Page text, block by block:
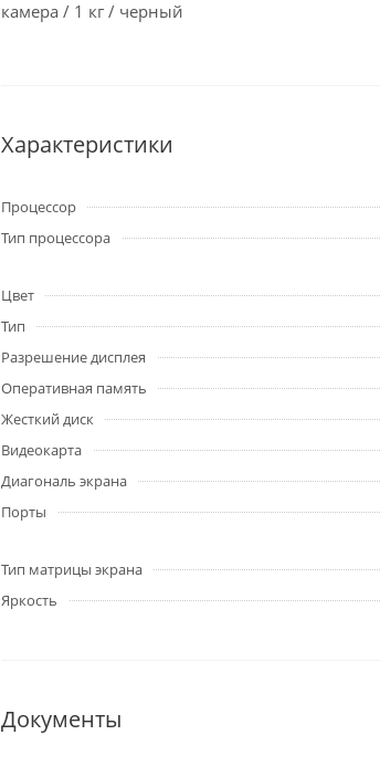
камера / 1 кг / черный
Характеристики
Процессор
Тип процессора
Цвет
Тип
Разрешение дисплея
Оперативная память
Жесткий диск
Видеокарта
Диагональ экрана
Порты
Тип матрицы экрана
Яркость
Документы